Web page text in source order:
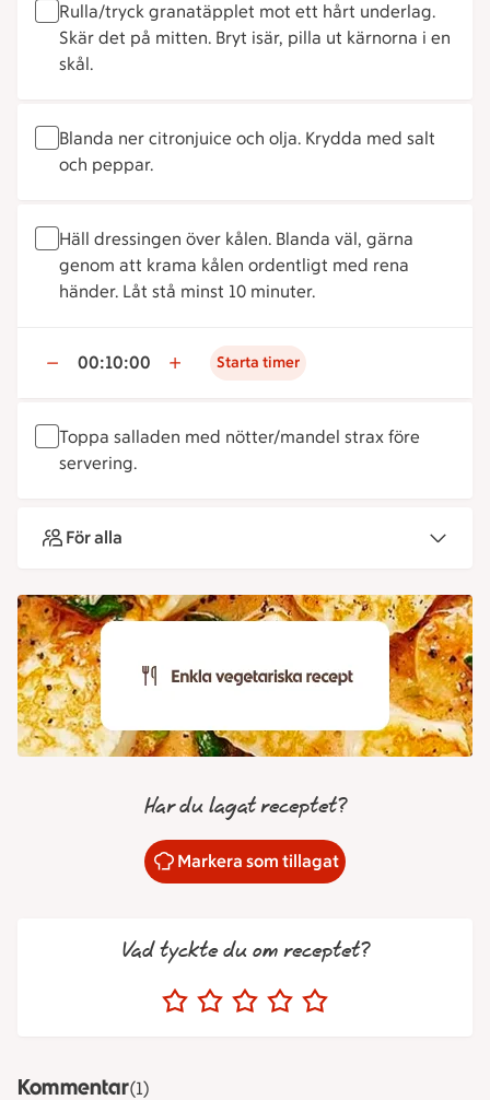
Rulla/tryck granatäpplet mot ett hårt underlag.
Skär det på mitten. Bryt isär, pilla ut kärnorna i en
skål.
Blanda ner citronjuice och olja. Krydda med salt
och peppar.
Häll dressingen över kålen. Blanda väl, gärna
genom att krama kålen ordentligt med rena
händer. Låt stå minst 10 minuter.
00:10:00 Starta timer
Toppa salladen med nötter/mandel strax före
servering.
För alla
Har du lagat receptet?
Markera som tillagat
Vad tyckte du om receptet?
Kommentar(1)